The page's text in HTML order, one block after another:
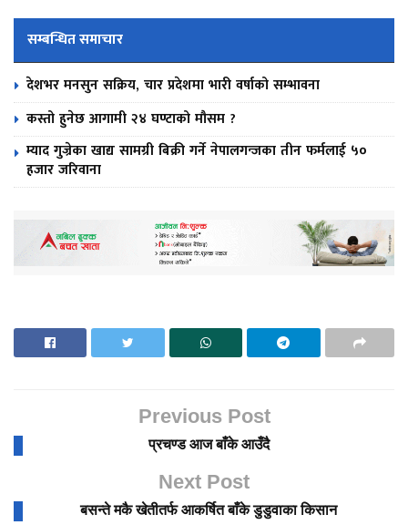
सम्बन्धित समाचार
देशभर मनसुन सक्रिय, चार प्रदेशमा भारी वर्षाको सम्भावना
कस्तो हुनेछ आगामी २४ घण्टाको मौसम ?
म्याद गुज्रेका खाद्य सामग्री बिक्री गर्ने नेपालगन्जका तीन फर्मलाई ५०
हजार जरिवाना
Previous Post
प्रचण्ड आज बाँके आउँदै
Next Post
बसन्ते मकै खेतीतर्फ आकर्षित बाँके डुडुवाका किसान